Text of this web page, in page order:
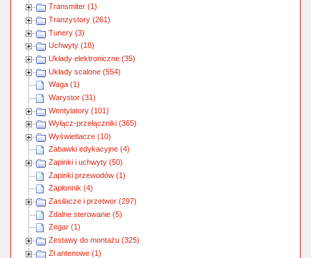
Transmiter (1)
Tranzystory (261)
Tunery (3)
Uchwyty (18)
Układy elektroniczne (35)
Układy scalone (554)
Waga (1)
Warystor (31)
Wentylatory (101)
Wyłącz-przełączniki (365)
Wyświetlacze (10)
Zabawki edykacyjne (4)
Zapinki i uchwyty (50)
Zapinki przewodów (1)
Zapłonnik (4)
Zasilacze i przetwor (297)
Zdalne sterowanie (5)
Zegar (1)
Zestawy do montażu (325)
Zł antenowe (1)